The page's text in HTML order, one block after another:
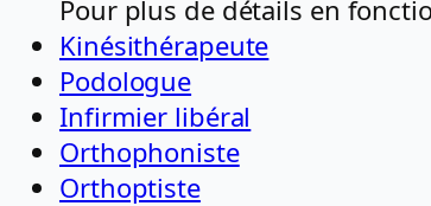
Pour plus de détails en
Kinésithérapeute
Podologue
Infirmier libéral
Orthophoniste
Orthoptiste